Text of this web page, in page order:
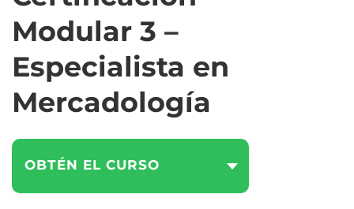
Modular 3 –
Especialista en
Mercadología
OBTÉN EL CURSO